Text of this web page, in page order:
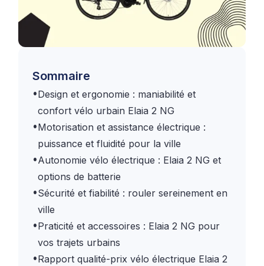
Sommaire
•Design et ergonomie : maniabilité et
confort vélo urbain Elaia 2 NG
•Motorisation et assistance électrique :
puissance et fluidité pour la ville
•Autonomie vélo électrique : Elaia 2 NG et
options de batterie
•Sécurité et fiabilité : rouler sereinement en
ville
•Praticité et accessoires : Elaia 2 NG pour
vos trajets urbains
•Rapport qualité-prix vélo électrique Elaia 2